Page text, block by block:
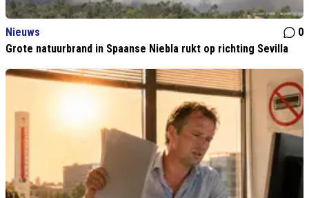
Nieuws
0
Grote natuurbrand in Spaanse Niebla rukt op richting Sevilla